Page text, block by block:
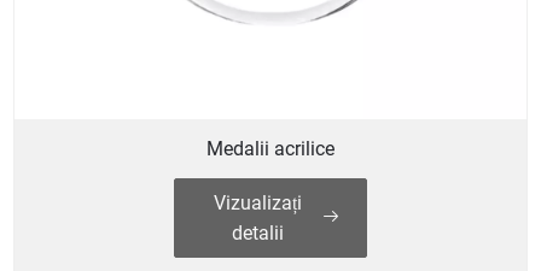
Medalii acrilice
Vizualizați
detalii